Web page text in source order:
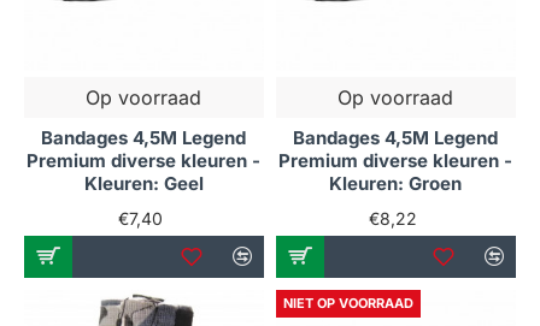
Op voorraad
Bandages 4,5M Legend
Premium diverse kleuren -
Kleuren: Geel
€7,40
Op voorraad
Bandages 4,5M Legend
Premium diverse kleuren -
Kleuren: Groen
€8,22
NIET OP VOORRAAD